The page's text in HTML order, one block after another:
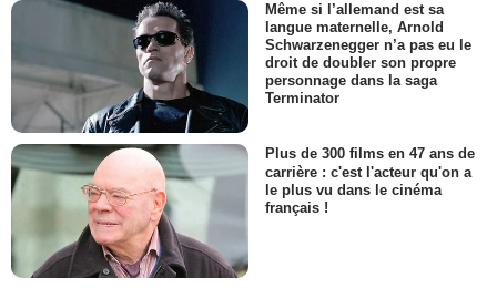
Même si l’allemand est sa
langue maternelle, Arnold
Schwarzenegger n’a pas eu le
droit de doubler son propre
personnage dans la saga
Terminator
Plus de 300 films en 47 ans de
carrière : c'est l'acteur qu'on a
le plus vu dans le cinéma
français !